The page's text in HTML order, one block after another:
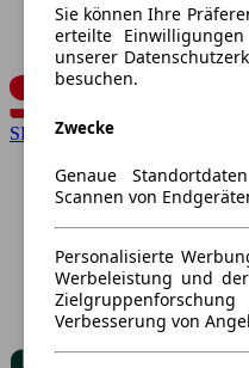
SEAT
Sie können Ihre
erteilte
unserer
besuchen.
Zwecke
Genaue
Scannen von
Personalisierte
Werbeleistung und
Verbesserung von